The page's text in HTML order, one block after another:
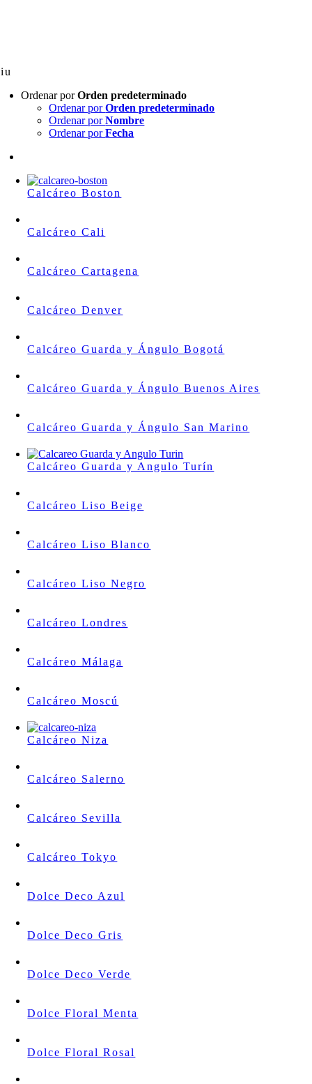
Ordenar porOrden predeterminado
Ordenar porOrden predeterminado
Ordenar porNombre
Ordenar porFecha
Calcáreo Boston
Calcáreo Cali
Calcáreo Cartagena
Calcáreo Denver
Calcáreo Guarda y Ángulo Bogotá
Calcáreo Guarda y Ángulo Buenos Aires
Calcáreo Guarda y Ángulo San Marino
Calcáreo Guarda y Angulo Turín
Calcáreo Liso Beige
Calcáreo Liso Blanco
Calcáreo Liso Negro
Calcáreo Londres
Calcáreo Málaga
Calcáreo Moscú
Calcáreo Niza
Calcáreo Salerno
Calcáreo Sevilla
Calcáreo Tokyo
Dolce Deco Azul
Dolce Deco Gris
Dolce Deco Verde
Dolce Floral Menta
Dolce Floral Rosal